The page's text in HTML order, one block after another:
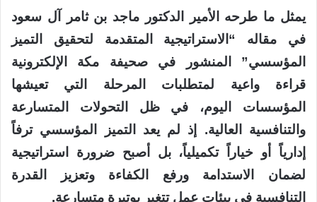
يمثل ما طرحه الأمير الدكتور ماجد بن ثامر آل سعود
في مقاله “الاستراتيجية المتقدمة لتحقيق التميز
المؤسسي” المنشور في صحيفة مكة الإلكترونية
قراءة واعية لمتطلبات المرحلة التي تعيشها
المؤسسات اليوم، في ظل التحولات المتسارعة
والتنافسية العالية. إذ لم يعد التميز المؤسسي ترفاً
إدارياً أو خياراً تكميلياً، بل أصبح ضرورة استراتيجية
لضمان الاستدامة ورفع الكفاءة وتعزيز القدرة
التنافسية في بيئات عمل تتغير بوتيرة متسارعة.